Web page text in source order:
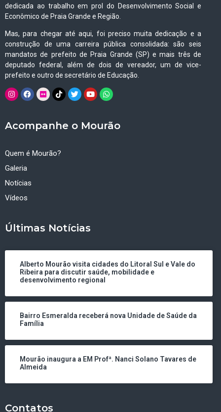
dedicada ao trabalho em prol do Desenvolvimento Social e
Econômico de Praia Grande e Região.
Mas, para chegar até aqui, foi preciso muita dedicação e a
construção de uma carreira pública consolidada: são seis
mandatos de prefeito de Praia Grande (SP) e mais três de
deputado federal, além de dois de vereador, um de vice-
prefeito e outro de secretário de Educação.
Acompanhe o Mourão
Quem é Mourão?
Galeria
Notícias
Vídeos
Últimas Notícias
Alberto Mourão visita cidades do Litoral Sul e Vale do
Ribeira para discutir saúde, mobilidade e
desenvolvimento regional
Bairro Esmeralda receberá nova Unidade de Saúde da
Família
Mourão inaugura a EM Profª. Nanci Solano Tavares de
Almeida
Contatos